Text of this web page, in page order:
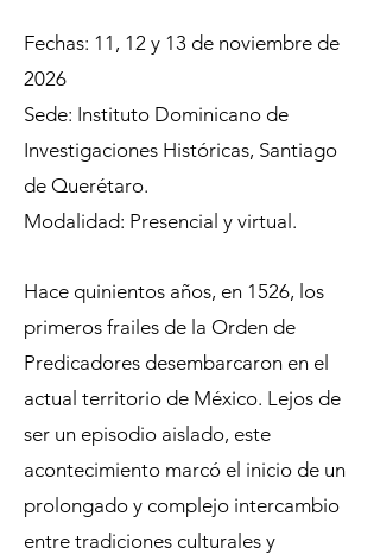
Fechas: 11, 12 y 13 de noviembre de
2026
Sede: Instituto Dominicano de
Investigaciones Históricas, Santiago
de Querétaro.
Modalidad: Presencial y virtual.
Hace quinientos años, en 1526, los
primeros frailes de la Orden de
Predicadores desembarcaron en el
actual territorio de México. Lejos de
ser un episodio aislado, este
acontecimiento marcó el inicio de un
prolongado y complejo intercambio
entre tradiciones culturales y